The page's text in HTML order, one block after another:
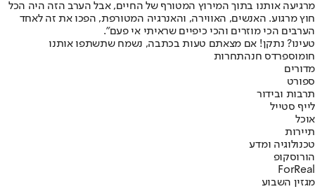
מרגיעה אותנו בתוך המירוץ המטורף של החיים, אבל הערב הזה היה הכל
חוץ מרגוע. האנשים, האווירה, והאנרגיה המטורפת, הפכו את זה לאחד
הערבים הכי מוזרים והכי כיפיים שראיתי אי פעם".
טעינו? נתקן! אם מצאתם טעות בכתבה, נשמח שתשתפו אותנו
חומוספרדס חנהתחרות
מדורים
ספורט
תרבות ובידור
לייף סטייל
אוכל
תיירות
טכנולוגיה ומדע
הורוסקופ
ForReal
מגזין השבוע